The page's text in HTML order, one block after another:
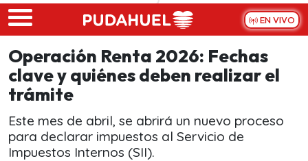
Skip to main content
EN VIVO
Operación Renta 2026: Fechas
clave y quiénes deben realizar el
trámite
Este mes de abril, se abrirá un nuevo proceso
para declarar impuestos al Servicio de
Impuestos Internos (SII).